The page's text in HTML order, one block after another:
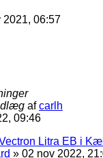
2021, 06:57
afcarlh
09:46
Litra EB i
» 02 nov 2022,